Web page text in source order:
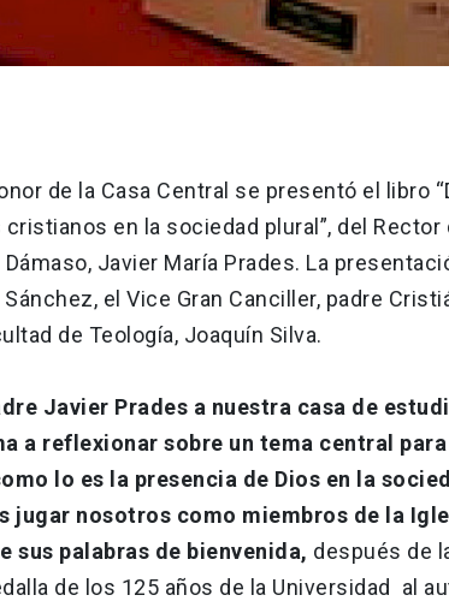
de la Casa Central se presentó el libro
en la sociedad plural”, del Rector
Javier María Prades. La
el Vice Gran Canciller, padre
de Teología, Joaquín Silva.
Javier Prades a nuestra casa de
a reflexionar sobre un tema central
lo es la presencia de Dios en la
jugar nosotros como miembros de la
sus palabras de bienvenida, después de
de los 125 años de la Universidad al